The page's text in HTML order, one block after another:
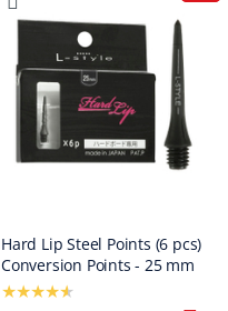
Hard Lip Steel Points (6 pcs)
Conversion Points - 25 mm